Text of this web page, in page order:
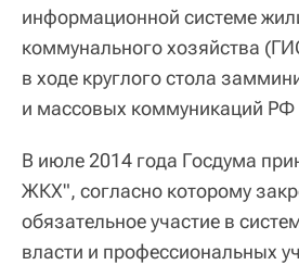
информационной системе
коммунального хозяйства
в ходе круглого стола
и массовых коммуникаций
В июле 2014 года Госдума
ЖКХ", согласно которому
обязательное участие в
власти и профессиональных